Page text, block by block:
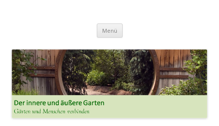
Menü Zum
springen